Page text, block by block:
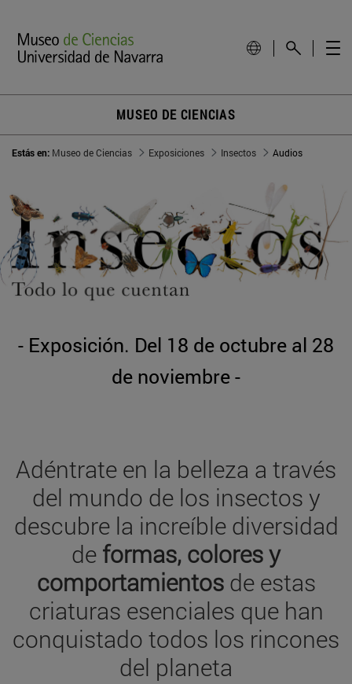
MUSEO DE CIENCIAS
Estás en: Museo de Ciencias Exposiciones Insectos Audios
- Exposición. Del 18 de octubre al 28
de noviembre -
Adéntrate en la belleza a través
del mundo de los insectos y
descubre la increíble diversidad
de formas, colores y
comportamientosde estas
criaturas esenciales que han
conquistado todos los rincones
del planeta